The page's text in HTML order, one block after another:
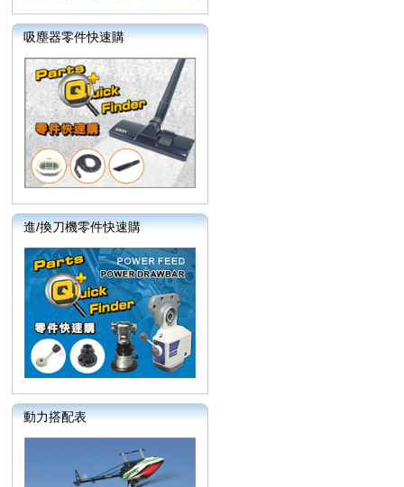
吸塵器零件快速購
進/換刀機零件快速購
動力搭配表